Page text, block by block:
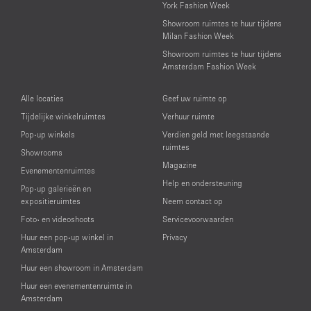
York Fashion Week
Showroom ruimtes te huur tijdens
Milan Fashion Week
Showroom ruimtes te huur tijdens
Amsterdam Fashion Week
Alle locaties
Tijdelijke winkelruimtes
Pop-up winkels
Showrooms
Evenementenruimtes
Pop-up galerieën en
expositieruimtes
Foto- en videoshoots
Huur een pop-up winkel in
Amsterdam
Huur een showroom in Amsterdam
Huur een evenementenruimte in
Amsterdam
Geef uw ruimte op
Verhuur ruimte
Verdien geld met leegstaande
ruimtes
Magazine
Help en ondersteuning
Neem contact op
Servicevoorwaarden
Privacy